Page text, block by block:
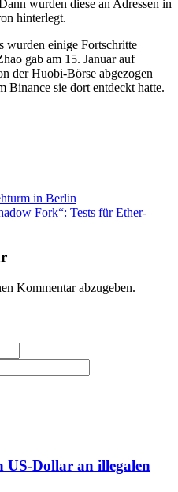
wurden diese an Adressen in
hinterlegt.
wurden einige Fortschritte
gab am 15. Januar auf
der Huobi-Börse abgezogen
Binance sie dort entdeckt hatte.
in Berlin
Fork“: Tests für Ether-
Kommentar abzugeben.
Dollar an illegalen